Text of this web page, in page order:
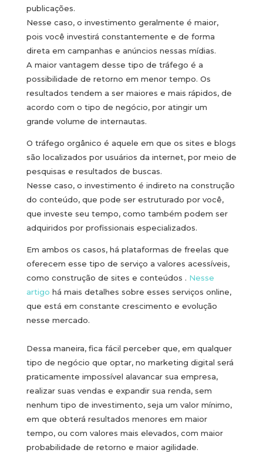
publicações.
Nesse caso, o investimento geralmente é maior,
pois você investirá constantemente e de forma
direta em campanhas e anúncios nessas mídias.
A maior vantagem desse tipo de tráfego é a
possibilidade de retorno em menor tempo. Os
resultados tendem a ser maiores e mais rápidos, de
acordo com o tipo de negócio, por atingir um
grande volume de internautas.
O tráfego orgânico é aquele em que os sites e blogs
são localizados por usuários da internet, por meio de
pesquisas e resultados de buscas.
Nesse caso, o investimento é indireto na construção
do conteúdo, que pode ser estruturado por você,
que investe seu tempo, como também podem ser
adquiridos por profissionais especializados.
Em ambos os casos, há plataformas de freelas que
oferecem esse tipo de serviço a valores acessíveis,
como construção de sites e conteúdos . Nesse
artigo há mais detalhes sobre esses serviços online,
que está em constante crescimento e evolução
nesse mercado.
Dessa maneira, fica fácil perceber que, em qualquer
tipo de negócio que optar, no marketing digital será
praticamente impossível alavancar sua empresa,
realizar suas vendas e expandir sua renda, sem
nenhum tipo de investimento, seja um valor mínimo,
em que obterá resultados menores em maior
tempo, ou com valores mais elevados, com maior
probabilidade de retorno e maior agilidade.